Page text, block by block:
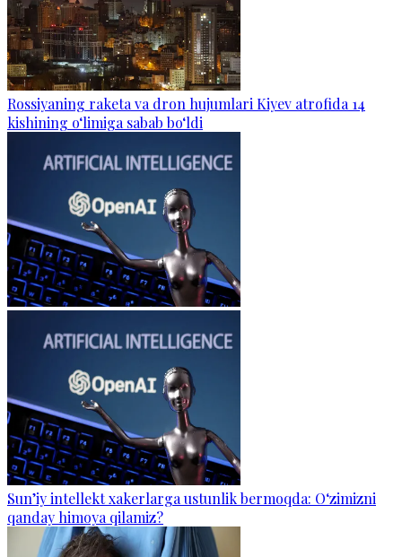
Rossiyaning raketa va dron hujumlari Kiyev atrofida 14
kishining o‘limiga sabab bo‘ldi
Sun’iy intellekt xakerlarga ustunlik bermoqda: O‘zimizni
qanday himoya qilamiz?